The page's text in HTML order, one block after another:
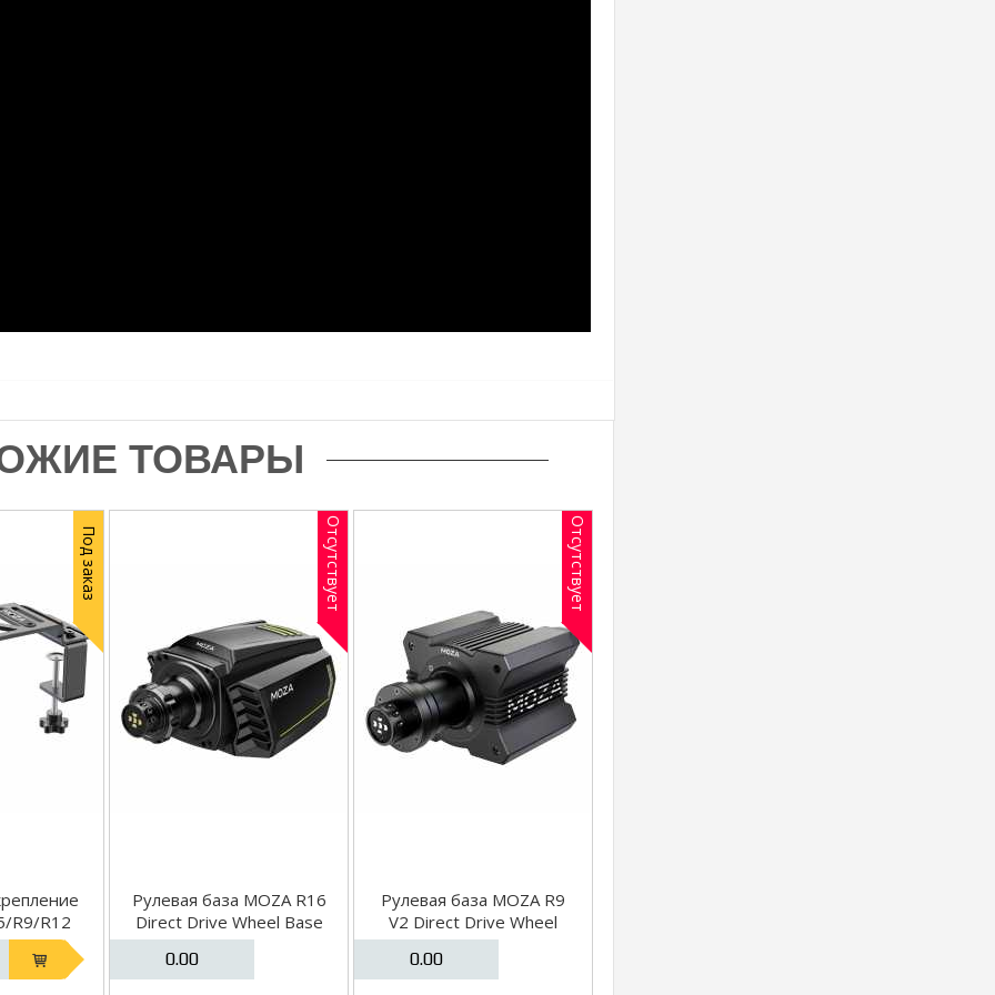
ТОВАРЫ
Под заказ
R9/R12
Отсутствует
Рулевая база MOZA R16
Direct Drive Wheel Base
(Black)
0.00
Отсутствует
Рулевая база MOZA R9
V2 Direct Drive Wheel
Base
0.00